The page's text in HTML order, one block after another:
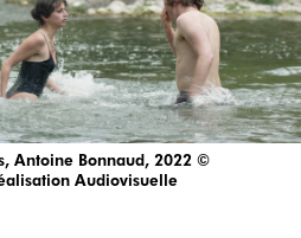
Antoine Bonnaud, 2022 ©
Audiovisuelle